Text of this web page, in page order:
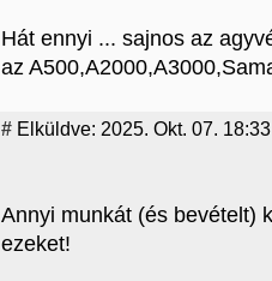
Hát ennyi ... sajnos az
az
# Elküldve: 2025. Okt. 07. 18:33
Annyi munkát (és bevételt)
ezeket!